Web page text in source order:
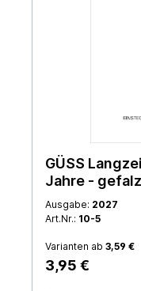
GÜSS
Jahre -
Ausgabe: 2027
Art.Nr.: 10-5
Varianten ab 3,59 €
3,95 €